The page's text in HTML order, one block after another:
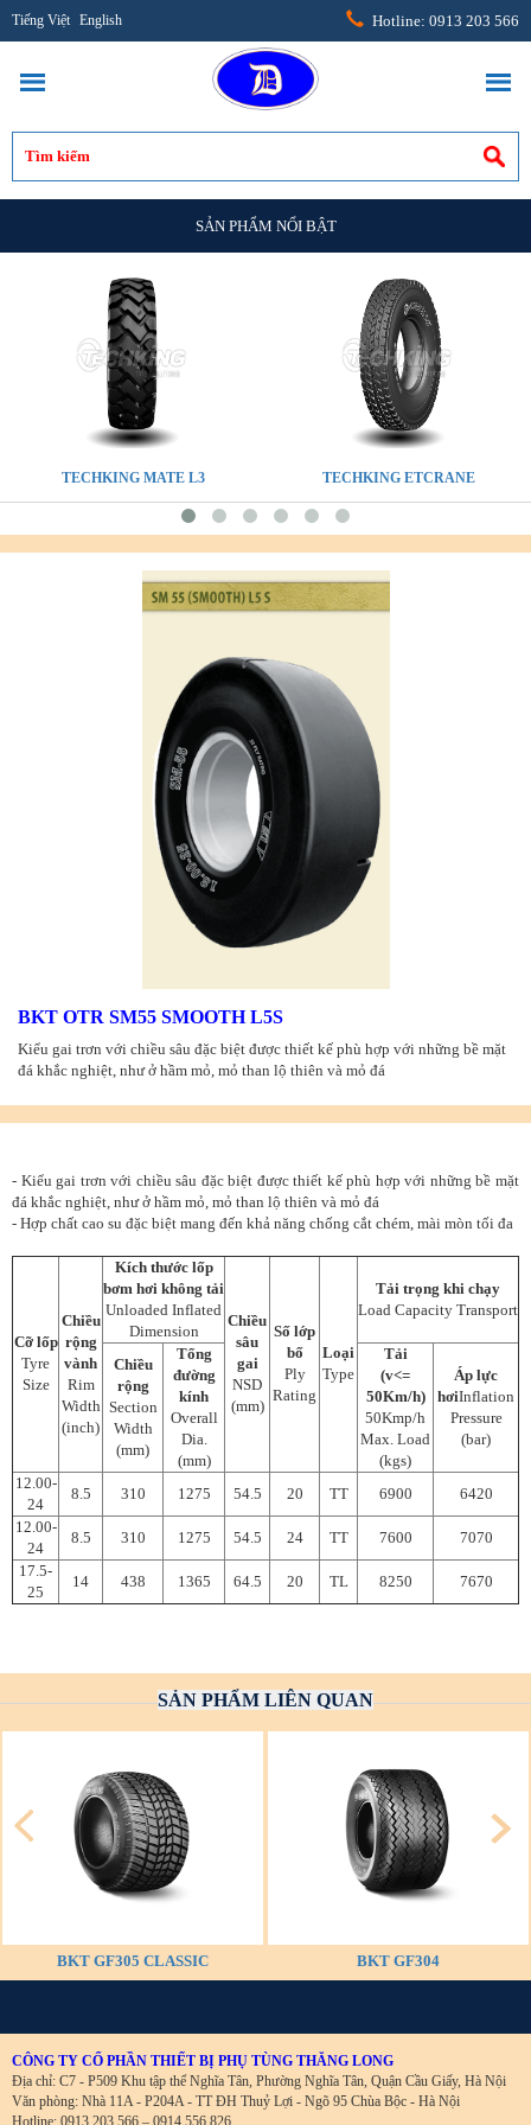
Tiếng Việt English Hotline: 0913 203 566
SẢN PHẨM NỔI BẬT
TECHKING MATE L3 TECHKING ETCRANE
BKT OTR SM55 SMOOTH L5S
Kiểu gai trơn với chiều sâu đặc biệt được thiết kế phù hợp với những bề mặt
đá khắc nghiệt, như ở hầm mỏ, mỏ than lộ thiên và mỏ đá
- Kiểu gai trơn với chiều sâu đặc biệt được thiết kế phù hợp với những bề mặt
đá khắc nghiệt, như ở hầm mỏ, mỏ than lộ thiên và mỏ đá
- Hợp chất cao su đặc biệt mang đến khả năng chống cắt chém, mài mòn tối đa
Cỡ lốp
Tyre
Size
Chiều
rộng
vành
Rim
Width
(inch)
Kích thước lốp
bơm hơi không tải
Unloaded Inflated
Dimension
Chiều
sâu
gai
NSD
(mm)
Số lớp
bố
Ply
Rating
Loại
Type
Tải trọng khi chạy
Load Capacity Transport
Chiều
rộng
Section
Width
(mm)
Tổng
đường
kính
Overall
Dia.
(mm)
Tải
(v<=
50Km/h)
50Kmp/h
Max. Load
(kgs)
Áp lực
hơiInflation
Pressure
(bar)
12.00-
24
8.5 310 1275 54.5 20 TT 6900
6420
12.00-
24
8.5 310 1275 54.5 24 TT 7600
7070
17.5-
25
14 438 1365 64.5 20 TL 8250 7670
SẢN PHẨM LIÊN QUAN
BKT GF305 CLASSIC BKT GF304
CÔNG TY CỔ PHẦN THIẾT BỊ PHỤ TÙNG THĂNG LONG
Địa chỉ: C7 - P509 Khu tập thể Nghĩa Tân, Phường Nghĩa Tân, Quận Cầu Giấy, Hà Nội
Văn phòng: Nhà 11A - P204A - TT ĐH Thuỷ Lợi - Ngõ 95 Chùa Bộc - Hà Nội
Hotline: 0913 203 566 – 0914 556 826